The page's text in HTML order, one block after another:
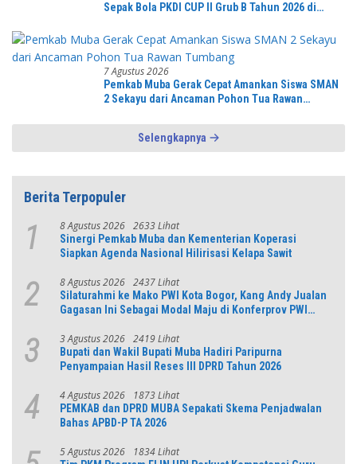
Sepak Bola PKDI CUP II Grub B Tahun 2026 di
7 Agustus 2026
Pemkab Muba Gerak Cepat Amankan Siswa SMAN
2 Sekayu dari Ancaman Pohon Tua Rawan
Selengkapnya
Berita Terpopuler
1 8 Agustus 2026 2633 Lihat
Sinergi Pemkab Muba dan Kementerian Koperasi
Siapkan Agenda Nasional Hilirisasi Kelapa Sawit
2 8 Agustus 2026 2437 Lihat
Silaturahmi ke Mako PWI Kota Bogor, Kang Andy Jualan
Gagasan Ini Sebagai Modal Maju di Konferprov PWI
3 3 Agustus 2026 2419 Lihat
Bupati dan Wakil Bupati Muba Hadiri Paripurna
Penyampaian Hasil Reses III DPRD Tahun 2026
4 4 Agustus 2026 1873 Lihat
PEMKAB dan DPRD MUBA Sepakati Skema Penjadwalan
Bahas APBD-P TA 2026
5 Agustus 2026 1834 Lihat